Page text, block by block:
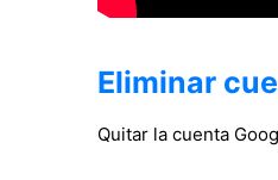
Eliminar
Quitar la cuenta